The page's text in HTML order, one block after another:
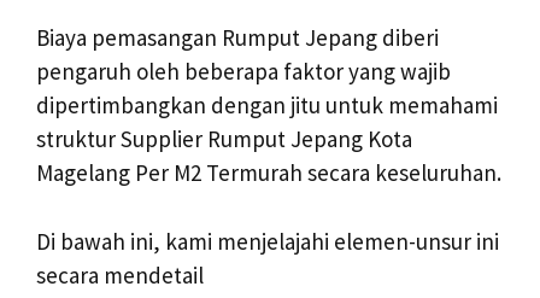
Biaya pemasangan Rumput Jepang diberi
pengaruh oleh beberapa faktor yang wajib
dipertimbangkan dengan jitu untuk memahami
struktur Supplier Rumput Jepang Kota
Magelang Per M2 Termurah secara keseluruhan.
Di bawah ini, kami menjelajahi elemen-unsur ini
secara mendetail